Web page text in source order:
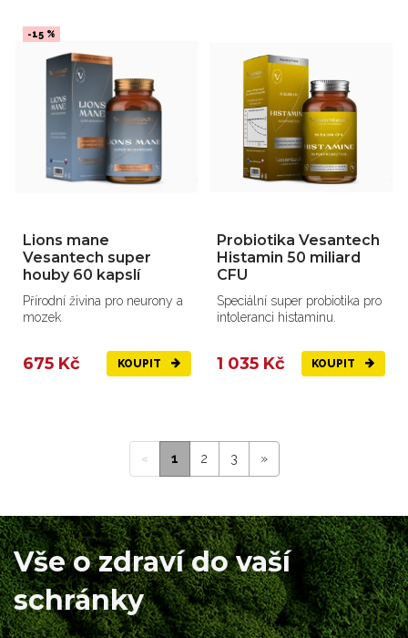
-15 %
Lions mane
Vesantech super
houby 60 kapslí
Přírodní živina pro neurony a
mozek
675 Kč KOUPIT
Probiotika Vesantech
Histamin 50 miliard
CFU
Speciální super probiotika pro
intoleranci histaminu.
1 035 Kč KOUPIT
« 1 2 3 »
Vše o zdraví do vaší
schránky